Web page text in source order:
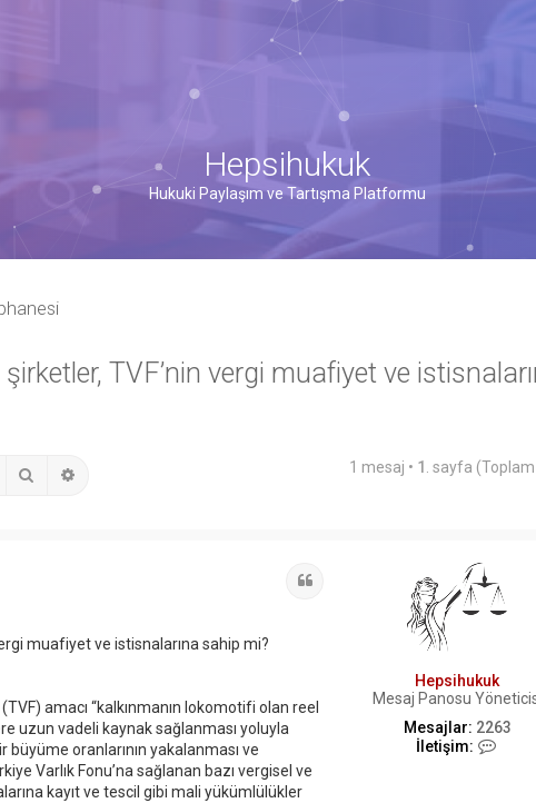
Hepsihukuk
Hukuki Paylaşım ve Tartışma Platformu
TVF’nin vergi muafiyet ve
1 mesaj • 1 . sayfa (Toplam
Hepsihukuk
Mesaj Panosu
Mesajlar: 2263
İletişim:
muafiyet ve istisnalarına sahip mi?
amacı “kalkınmanın lokomotifi olan reel
uzun vadeli kaynak sağlanması yoluyla
büyüme oranlarının yakalanması ve
Varlık Fonu’na sağlanan bazı vergisel ve
kayıt ve tescil gibi mali yükümlülükler